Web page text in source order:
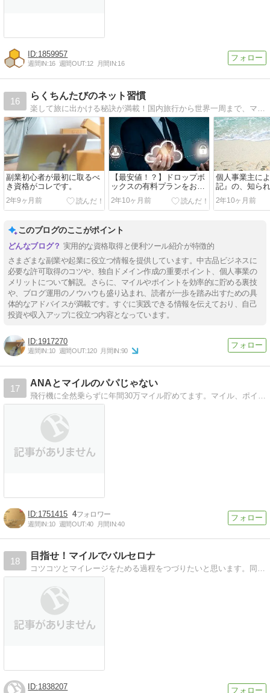
1859957
週間IN:16 週間OUT:12 月間IN:16
16
らくちんたびのネット習慣
副業初心者が最初に取るべ
き資格がコレです。
2年9ヶ月前
【最安値！？】ドロップボ
ックスの有料プランをお得
に始めよう！
2年10ヶ月前
個人事業主に
記』の、知ら
リット。
2年10ヶ月前
このブログのここがポイント
実用的な資格取得と便利ツール紹介が特徴的
さまざまな副業や起業に役立つ情報を提供しています。中古品ビジネスに
必要な許可取得のコツや、独自ドメイン作成の重要ポイント、個人事業の
メリットについて解説。さらに、マイルやポイントを効率的に貯める裏技
や、ブログ運用のノウハウも盛り込まれ、読者が一歩を踏み出すための具
体的なアドバイスが満載です。すぐに実践できる情報を伝えており、自己
投資や収入アップに役立つ内容となっています。
1917270
週間IN:10 週間OUT:120 月間IN:90
17
ANAとマイルのパパじゃない
1751415 4
週間IN:10 週間OUT:40 月間IN:40
18
目指せ！マイルでバルセロナ
1838207